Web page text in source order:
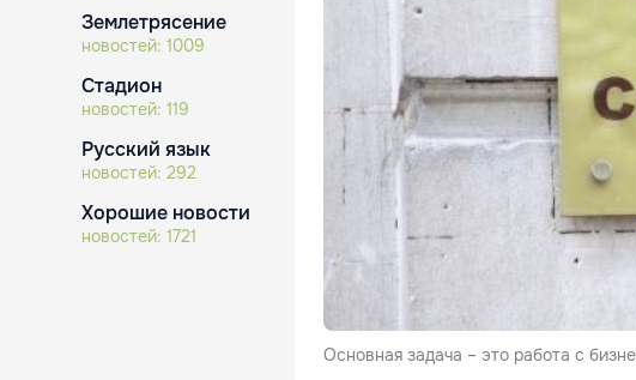
Землетрясение
новостей: 1009
Стадион
новостей: 119
Русский язык
новостей: 292
Хорошие новости
новостей: 1721
Основная задача – это работа с